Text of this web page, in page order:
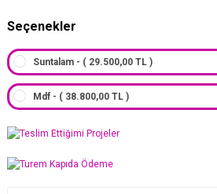
Seçenekler
Suntalam - ( 29.500,00 TL )
Mdf - ( 38.800,00 TL )